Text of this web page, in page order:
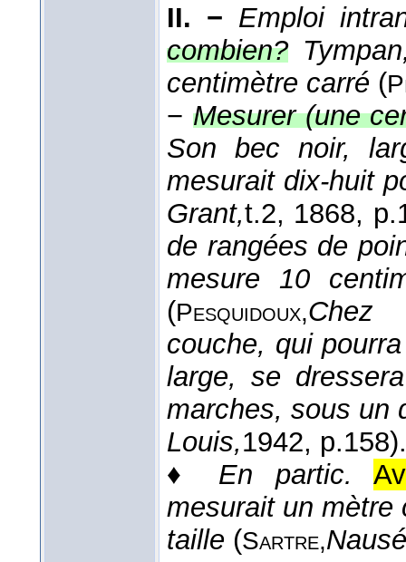
II. − Emploi
combien?
centimètre carré (
− Mesurer (une
Son bec noir,
mesurait dix-huit
Grant,t.2, 1868,
de rangées de
mesure 10
(Pesquidoux,Chez
couche, qui
large, se
marches, sous un
Louis,1942, p.158).
♦ En partic.
mesurait un mètre
taille (Sartre,